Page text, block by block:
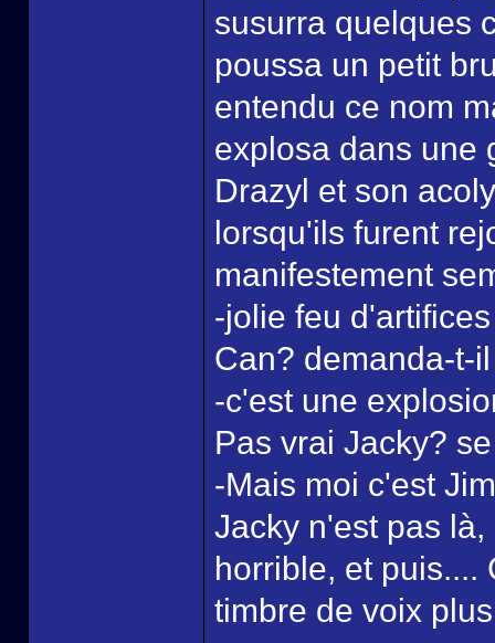
susurra quelques
poussa un petit
entendu ce nom
explosa dans une
Drazyl et son
lorsqu'ils furent
manifestement
-jolie feu
Can? demanda-t-
-c'est une
Pas vrai Jacky?
-Mais moi c'est
Jacky n'est pas
horrible, et puis....
timbre de voix